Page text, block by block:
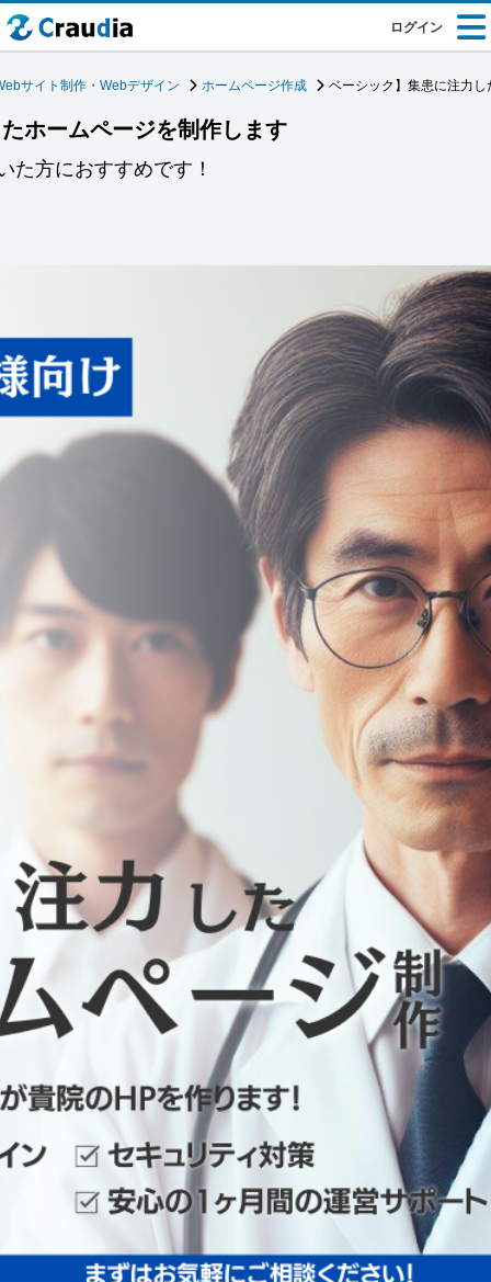
ログイン
サイト制作・Webデザイン ホームページ作成 ベーシック】集患に注力
ホームページを制作します
た方におすすめです！